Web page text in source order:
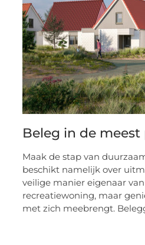
Beleg in de
Maak de stap van
beschikt namelijk over
veilige manier eigenaar
recreatiewoning, maar
met zich meebrengt.